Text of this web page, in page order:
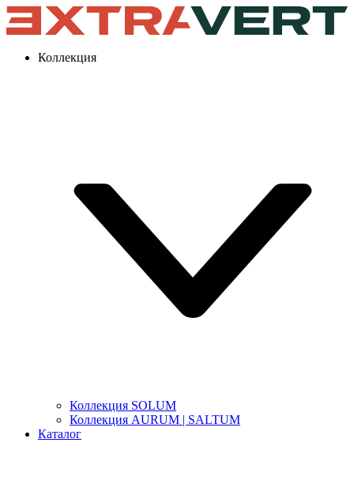
Коллекция
Коллекция SOLUM
Коллекция AURUM | SALTUM
Каталог